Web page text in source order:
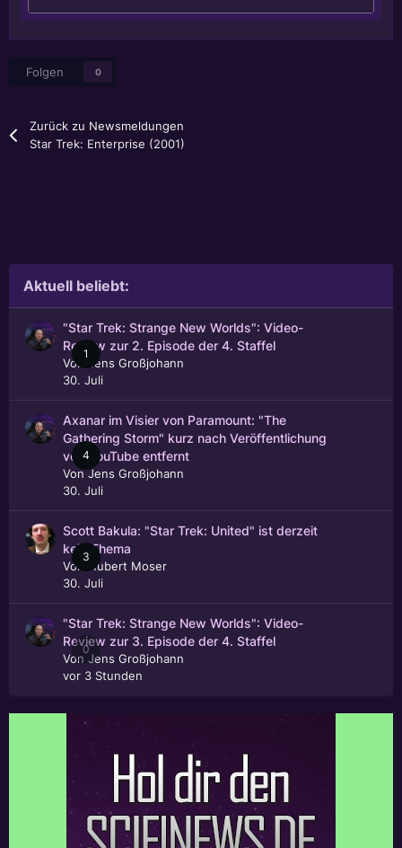
Folgen 0
Zurück zu Newsmeldungen
Star Trek: Enterprise (2001)
Aktuell beliebt:
1
"Star Trek: Strange New Worlds": Video-
Review zur 2. Episode der 4. Staffel
Von
Jens Großjohann
30. Juli
4
Axanar im Visier von Paramount: "The
Gathering Storm" kurz nach Veröffentlichung
von YouTube entfernt
VonJens Großjohann
30. Juli
3
Scott Bakula: "Star Trek: United" ist derzeit
kein Thema
Von
Hubert Moser
30. Juli
0
"Star Trek: Strange New Worlds": Video-
Review zur 3. Episode der 4. Staffel
Von Jens Großjohann
vor 3 Stunden